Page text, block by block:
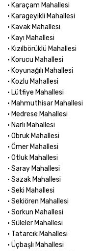
• Karaçam Mahallesi
• Karageyikli Mahallesi
• Kavak Mahallesi
• Kayı Mahallesi
• Kızılbörüklü Mahallesi
• Korucu Mahallesi
• Koyunağılı Mahallesi
• Kozlu Mahallesi
• Lütfiye Mahallesi
• Mahmuthisar Mahallesi
• Medrese Mahallesi
• Narlı Mahallesi
• Obruk Mahallesi
• Ömer Mahallesi
• Otluk Mahallesi
• Saray Mahallesi
• Sazak Mahallesi
• Seki Mahallesi
• Sekiören Mahallesi
• Sorkun Mahallesi
• Süleler Mahallesi
• Tatarcık Mahallesi
• Üçbaşlı Mahallesi